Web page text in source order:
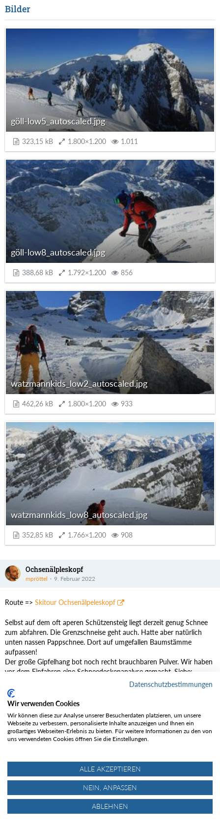
Bilder
göll-low5_autoscaled.jpg
323,15 kB 1.800×1.200 1.011
göll-low8_autoscaled.jpg
388,68 kB 1.792×1.200 856
watzmannkids_low2_autoscaled.jpg
462,26 kB 1.800×1.200 933
watzmannkids_low8_autoscaled.jpg
352,85 kB 1.766×1.200 908
Ochsenälpleskopf
mpröttel 9. Februar 2022
Route => Skitour Ochsenälpeleskopf
Selbst auf dem oft aperen Schützensteig liegt derzeit genug Schnee
zum abfahren. Die Grenzschneise geht auch. Hatte aber natürlich
unten nassen Pappschnee. Dort auf umgefallen Baumstämme
aufpassen!
Der große Gipfelhang bot noch recht brauchbaren Pulver. Wir haben
vor dem Einfahren eine Schneedeckenanalyse gemacht. Siehe:
https://alpinjournal.de/2022/02/09/check-dein-risiko/
Dort gibt es wie immer auch viele weitere Bilder vom heutigen
Traumtag in den Ammergauer Alpen
Bilder
Datenschutzbestimmungen
Wir verwenden Cookies
Wir können diese zur Analyse unserer Besucherdaten platzieren, um unsere
Webseite zu verbessern, personalisierte Inhalte anzuzeigen und Ihnen ein
großartiges Webseiten-Erlebnis zu bieten. Für weitere Informationen zu den von
uns verwendeten Cookies öffnen Sie die Einstellungen.
ALLE AKZEPTIEREN
NEIN, ANPASSEN
ABLEHNEN